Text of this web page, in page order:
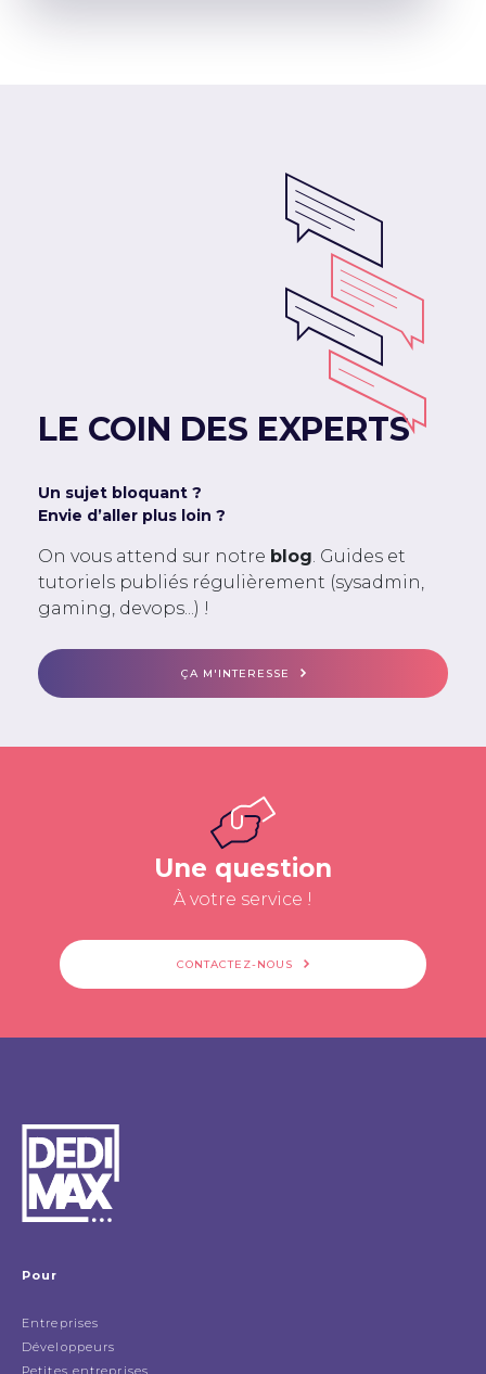
LE COIN DES EXPERTS
Un sujet bloquant ?
Envie d’aller plus loin ?
On vous attend sur notre blog . Guides et
tutoriels publiés régulièrement (sysadmin,
gaming, devops...) !
ÇA M'INTERESSE
Une question
À votre service !
CONTACTEZ-NOUS
Pour
Entreprises
Développeurs
Petites entreprises